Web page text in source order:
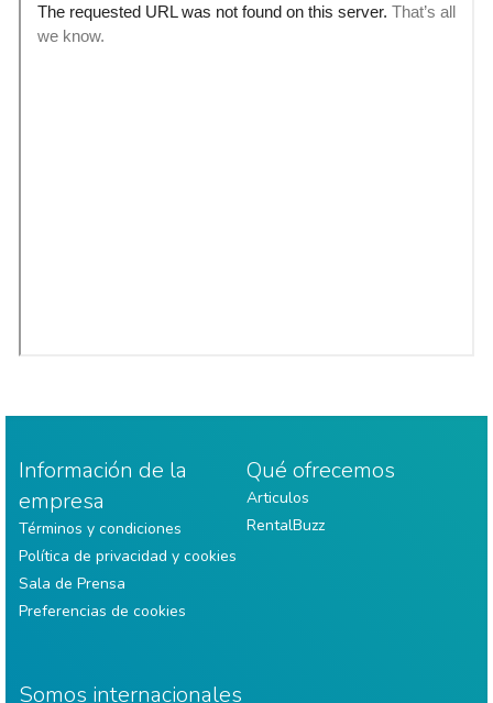
Información de la
empresa
Términos y condiciones
Política de privacidad y cookies
Sala de Prensa
Preferencias de cookies
Qué ofrecemos
Articulos
RentalBuzz
Somos internacionales